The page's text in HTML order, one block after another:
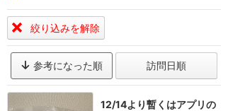
絞り込みを解除
参考になった順 訪問日順
12/14より暫くはアプリの